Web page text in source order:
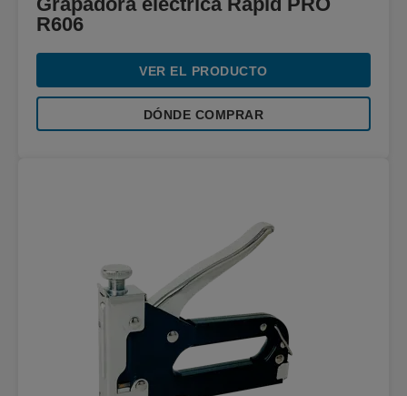
R606
VER EL PRODUCTO
DÓNDE COMPRAR